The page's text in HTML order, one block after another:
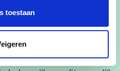
toestaan
Met 100%
en een